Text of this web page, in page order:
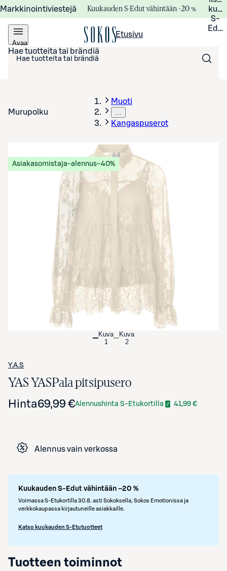
Markkinointiviestejä Kuukauden S-Edut vähintään –20 %
S-
Avaa
valikko
Etusivu
Hae tuotteita tai brändiä
Murupolku
Muoti
…
Kangaspuserot
Avaa tuotekuva suurennettuna
Asiakasomistaja-alennus−40%
Kuva
1
Kuva
2
Y.A.S
YAS YASPala pitsipusero
Hinta69,99 €Alennushinta S-Etukortilla 41,99 €
Alennus vain verkossa
Kuukauden S-Edut vähintään –20 %
Voimassa S-Etukortilla 30.8. asti Sokoksella, Sokos Emotionissa ja
verkkokaupassa kirjautuneille asiakkaille.
Katso kuukauden S-Etutuotteet
Tuotteen toiminnot